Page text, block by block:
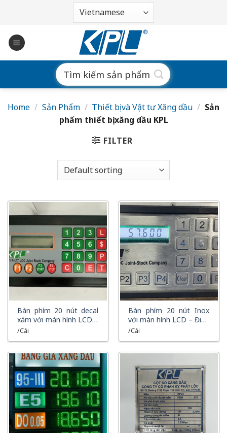
dung
Search
for:
Home / Sản Phẩm / Thiết bị và Vật tư Xăng dầu / Sản
phẩm thiết bị xăng dầu KPL
FILTER
XEM NHANH
Bàn phím 20 nút decal
xám với màn hình LCD –
Điều Khiển Trụ Bơm Xăng
/Cái
XEM NHANH
Bàn phím 20 nút Inox
với màn hình LCD – Điều
Khiển Trụ Bơm Xăng Dầu
/Cái